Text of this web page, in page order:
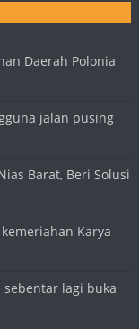
Daerah Polonia
jalan pusing
Barat, Beri Solusi
Karya
sebentar lagi buka